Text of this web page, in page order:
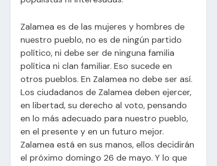
Zalamea es de las mujeres y hombres de
nuestro pueblo, no es de ningún partido
político, ni debe ser de ninguna familia
política ni clan familiar. Eso sucede en
otros pueblos. En Zalamea no debe ser así.
Los ciudadanos de Zalamea deben ejercer,
en libertad, su derecho al voto, pensando
en lo más adecuado para nuestro pueblo,
en el presente y en un futuro mejor.
Zalamea está en sus manos, ellos decidirán
el próximo domingo 26 de mayo. Y lo que